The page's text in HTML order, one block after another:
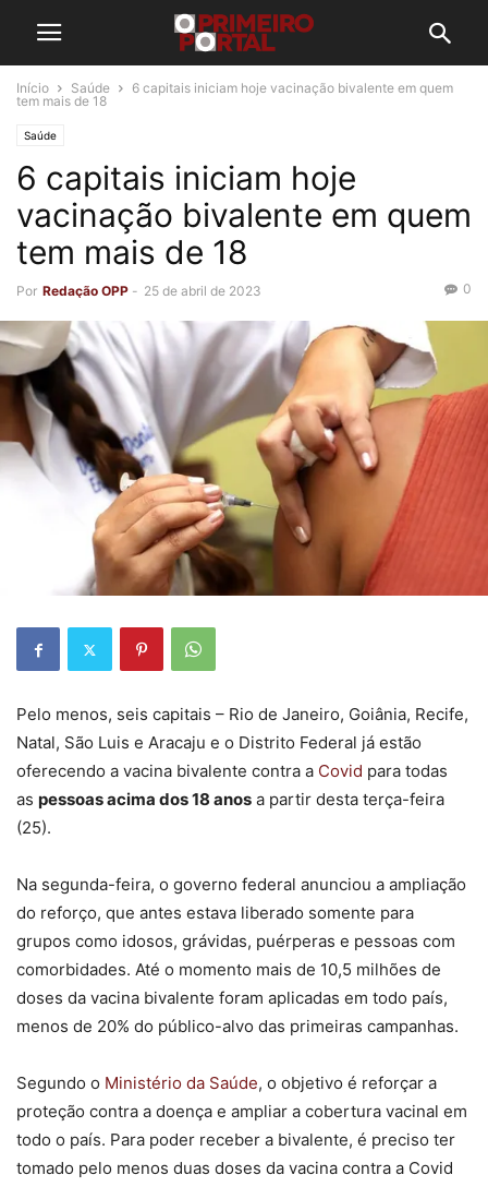
Início Saúde
6 capitais iniciam hoje vacinação bivalente em quem
tem mais de 18
Saúde
6 capitais iniciam hoje
vacinação bivalente em quem
tem mais de 18
Por Redação OPP - 25 de abril de 2023 0
Pelo menos, seis capitais – Rio de Janeiro, Goiânia, Recife,
Natal, São Luis e Aracaju e o Distrito Federal já estão
oferecendo a vacina bivalente contra a Covid para todas
as pessoas acima dos 18 anos a partir desta terça-feira
(25).
Na segunda-feira, o governo federal anunciou a ampliação
do reforço, que antes estava liberado somente para
grupos como idosos, grávidas, puérperas e pessoas com
comorbidades. Até o momento mais de 10,5 milhões de
doses da vacina bivalente foram aplicadas em todo país,
menos de 20% do público-alvo das primeiras campanhas.
Segundo o Ministério da Saúde, o objetivo é reforçar a
proteção contra a doença e ampliar a cobertura vacinal em
todo o país. Para poder receber a bivalente, é preciso ter
tomado pelo menos duas doses da vacina contra a Covid